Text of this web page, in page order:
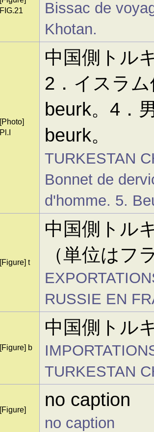
FIG.21
Bissac de
Khotan.
[Photo]
Pl.I
中国側トル
2．イスラ
beurk。4．
beurk。
TURKESTAN
Bonnet de
d'homme. 5.
[Figure] t
中国側トル
（単位はフ
RUSSIE EN
[Figure] b
中国側トル
TURKESTAN
[Figure] no caption
no caption